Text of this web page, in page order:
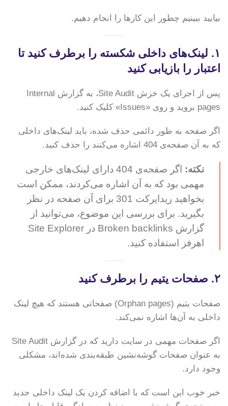
بیایید ببینیم چطور این کارها را انجام دهیم.
۱. لینک‌های داخلی شکسته را برطرف کنید تا
اعتبار را بازیابی کنید
پس از اجرای یک خزش Site Audit، به گزارش Internal
pages بروید و روی «Issues» کلیک کنید.
اگر صفحه به طور دائمی حذف شده، باید لینک‌های داخلی
که به آن صفحه‌ی 404 اشاره می‌کنند را حذف کنید.
نکته:
اگر صفحه‌ی 404 دارای لینک‌های خارجی
مهمی بود که به آن اشاره می‌کردند، ممکن است
بخواهید ریدایرکت 301 برای آن صفحه در نظر
بگیرید. برای بررسی این موضوع، می‌توانید از
گزارش Broken backlinks در Site Explorer
اهرفز استفاده کنید.
۲. صفحات یتیم را برطرف کنید
صفحات یتیم (Orphan pages) صفحاتی هستند که هیچ لینک
داخلی به آن‌ها اشاره نمی‌کند.
اگر صفحات مهمی در سایت دارید که در گزارش Site Audit
به عنوان صفحات گوشه‌نشین طبقه‌بندی شده‌اند، مشکلی
وجود دارد.
خبر خوب این است که با اضافه کردن یک لینک داخلی جدید